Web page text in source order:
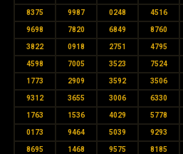
8375 9987 0248 4516
9698 7820 6849 8760
3822 0918 2751 4795
4598 7005 3523 7524
1773 2909 3592 3506
9312 3655 3006 6330
1763 1536 4029 5778
0173 9464 5039 9293
8695 1468 9575 8185